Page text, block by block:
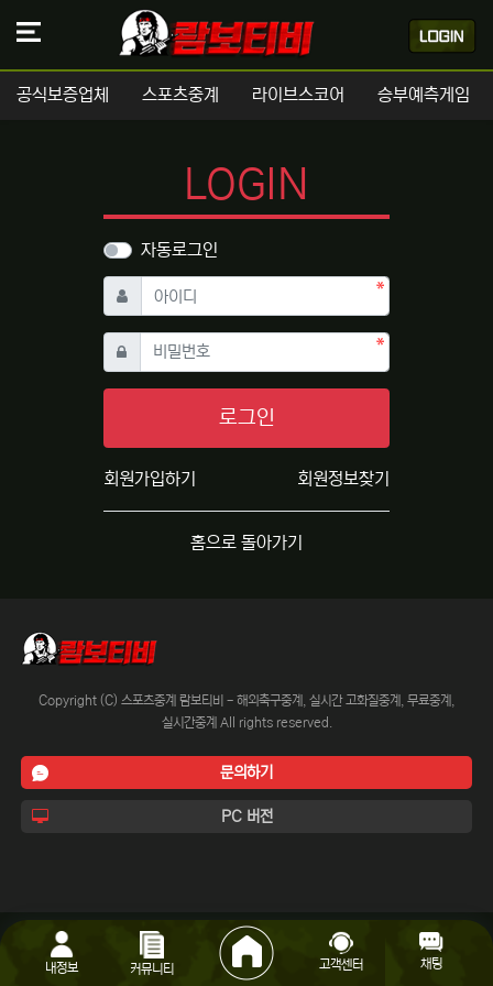
공식보증업체 스포츠중계 라이브스코어 승부예측게임
LOGIN
자동로그인
아이디 필수
비밀번호필수
로그인
회원가입하기 회원정보찾기
홈으로 돌아가기
Copyright (C) 스포츠중계 람보티비 - 해외축구중계, 실시간 고화질중계, 무료중계,
실시간중계 All rights reserved.
문의하기
PC 버전
내정보 커뮤니티 고객센터 채팅